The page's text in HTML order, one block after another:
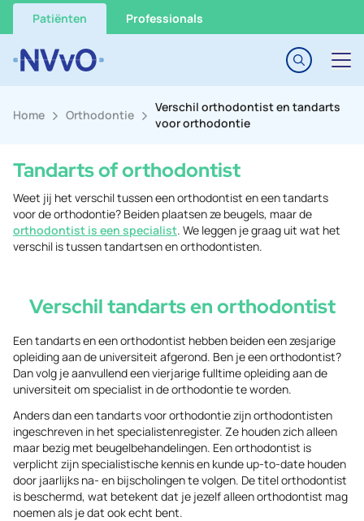
Go to content
Patiënten Professionals
Home Orthodontie
Verschil orthodontist en tandarts
voor orthodontie
Tandarts of orthodontist
Weet jij het verschil tussen een orthodontist en een tandarts
voor de orthodontie? Beiden plaatsen ze beugels, maar de
orthodontist is een specialist. We leggen je graag uit wat het
verschil is tussen tandartsen en orthodontisten.
Verschil tandarts en orthodontist
Een tandarts en een orthodontist hebben beiden een zesjarige
opleiding aan de universiteit afgerond. Ben je een orthodontist?
Dan volg je aanvullend een vierjarige fulltime opleiding aan de
universiteit om specialist in de orthodontie te worden.
Anders dan een tandarts voor orthodontie zijn orthodontisten
ingeschreven in het specialistenregister. Ze houden zich alleen
maar bezig met beugelbehandelingen. Een orthodontist is
verplicht zijn specialistische kennis en kunde up-to-date houden
door jaarlijks na- en bijscholingen te volgen. De titel orthodontist
is beschermd, wat betekent dat je jezelf alleen orthodontist mag
noemen als je dat ook echt bent.